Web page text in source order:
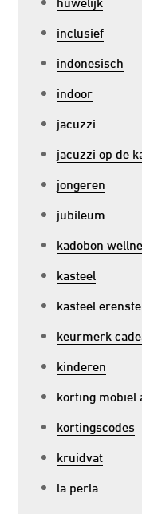
inclusief
indonesisch
indoor
jacuzzi
jacuzzi op de
jongeren
jubileum
kadobon
kasteel
kasteel
keurmerk
kinderen
korting mobiel
kortingscodes
kruidvat
la perla